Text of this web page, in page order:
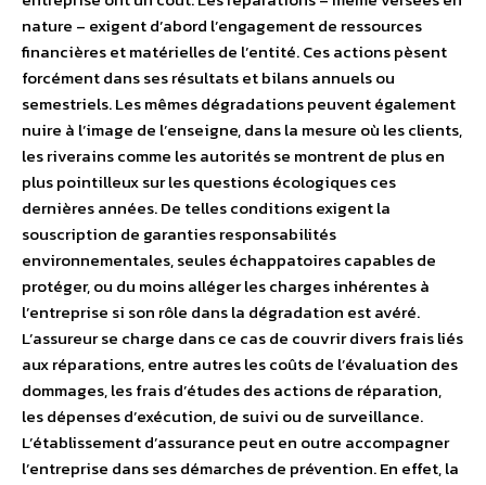
nature – exigent d’abord l’engagement de ressources
financières et matérielles de l’entité. Ces actions pèsent
forcément dans ses résultats et bilans annuels ou
semestriels. Les mêmes dégradations peuvent également
nuire à l’image de l’enseigne, dans la mesure où les clients,
les riverains comme les autorités se montrent de plus en
plus pointilleux sur les questions écologiques ces
dernières années. De telles conditions exigent la
souscription de garanties responsabilités
environnementales, seules échappatoires capables de
protéger, ou du moins alléger les charges inhérentes à
l’entreprise si son rôle dans la dégradation est avéré.
L’assureur se charge dans ce cas de couvrir divers frais liés
aux réparations, entre autres les coûts de l’évaluation des
dommages, les frais d’études des actions de réparation,
les dépenses d’exécution, de suivi ou de surveillance.
L’établissement d’assurance peut en outre accompagner
l’entreprise dans ses démarches de prévention. En effet, la